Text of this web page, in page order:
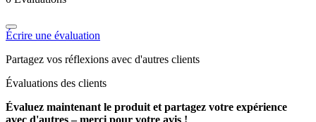
Écrire une évaluation
Partagez vos réflexions avec d'autres clients
Évaluations des clients
Évaluez maintenant le produit et partagez votre expérience
avec d'autres – merci pour votre avis !